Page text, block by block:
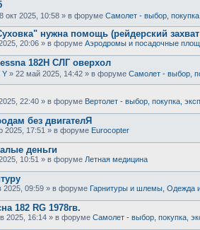
окт 2025, 10:58 » в форуме Самолет - выбор,
нужна помощь (рейдерский
20:06 » в форуме Аэродромы и посадочные
182H СЛГ оверхол
Y » 22 май 2025, 14:42 » в форуме Самолет - выбор,
22:40 » в форуме Вертолет - выбор, покупка,
без двигателЯ
2025, 17:51 » в форуме Eurocopter
деньги
10:51 » в форуме Летная медицина
2025, 09:59 » в форуме Гарнитуры и шлемы, Одежда
182 RG 1978гв.
2025, 16:14 » в форуме Самолет - выбор, покупка,